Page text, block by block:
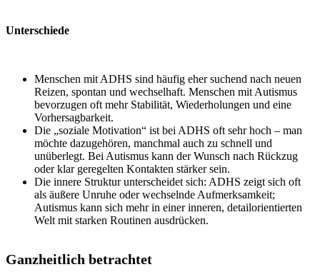
Unterschiede
Menschen mit ADHS sind häufig eher suchend nach neuen
Reizen, spontan und wechselhaft. Menschen mit Autismus
bevorzugen oft mehr Stabilität, Wiederholungen und eine
Vorhersagbarkeit.
Die „soziale Motivation“ ist bei ADHS oft sehr hoch – man
möchte dazugehören, manchmal auch zu schnell und
unüberlegt. Bei Autismus kann der Wunsch nach Rückzug
oder klar geregelten Kontakten stärker sein.
Die innere Struktur unterscheidet sich: ADHS zeigt sich oft
als äußere Unruhe oder wechselnde Aufmerksamkeit;
Autismus kann sich mehr in einer inneren, detailorientierten
Welt mit starken Routinen ausdrücken.
Ganzheitlich betrachtet